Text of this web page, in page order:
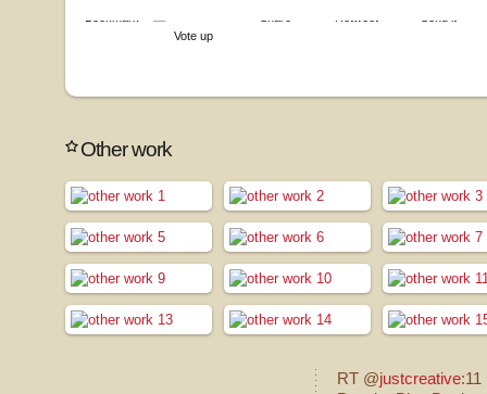
Vote up
Other work
RT @justcreative:11